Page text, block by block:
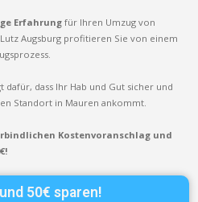
Erfahrung für Ihren Umzug von
Augsburg profitieren Sie von einem
dafür, dass Ihr Hab und Gut sicher und
Standort in Mauren ankommt.
Kostenvoranschlag und
50€ sparen!